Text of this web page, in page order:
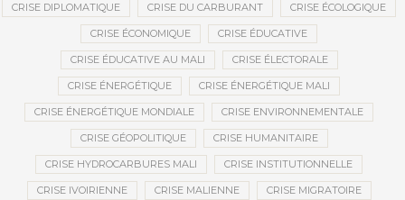
CRISE DIPLOMATIQUE CRISE DU CARBURANT CRISE ÉCOLOGIQUE
CRISE ÉCONOMIQUE CRISE ÉDUCATIVE
CRISE ÉDUCATIVE AU MALI CRISE ÉLECTORALE
CRISE ÉNERGÉTIQUE CRISE ÉNERGÉTIQUE MALI
CRISE ÉNERGÉTIQUE MONDIALE CRISE ENVIRONNEMENTALE
CRISE GÉOPOLITIQUE CRISE HUMANITAIRE
CRISE HYDROCARBURES MALI CRISE INSTITUTIONNELLE
CRISE IVOIRIENNE CRISE MALIENNE CRISE MIGRATOIRE